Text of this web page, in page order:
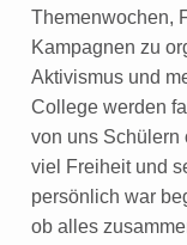
Themenwochen,
Kampagnen zu
Aktivismus und
College werden
von uns Schülern
viel Freiheit und
persönlich war
ob alles